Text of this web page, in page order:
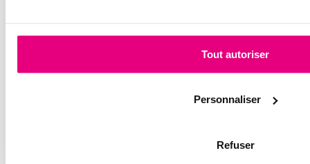
Tout autoriser
Personnaliser
Refuser